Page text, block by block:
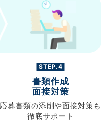
STEP.4
書類作成
面接対策
応募書類の添削や面接対策も
徹底サポート